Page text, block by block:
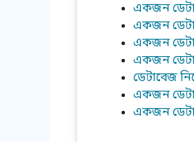
একজন
একজন
একজন
একজন
ডেটাবেজ
একজন
একজন